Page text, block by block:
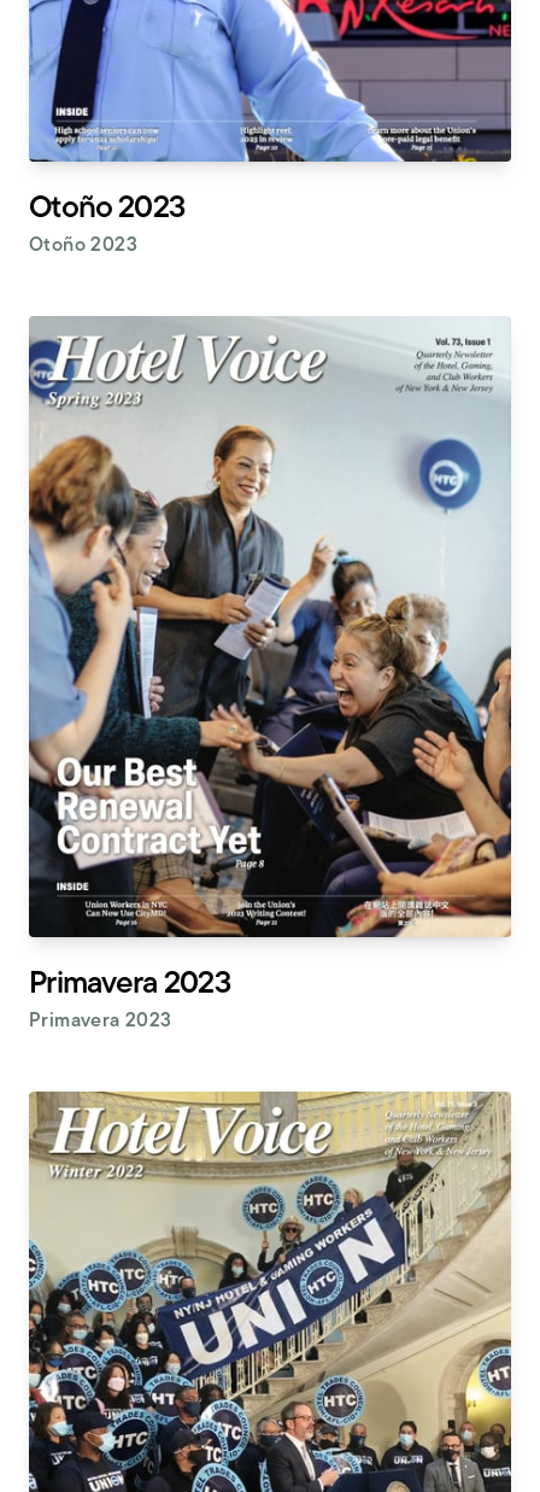
Otoño 2023
Otoño 2023
Primavera 2023
Primavera 2023